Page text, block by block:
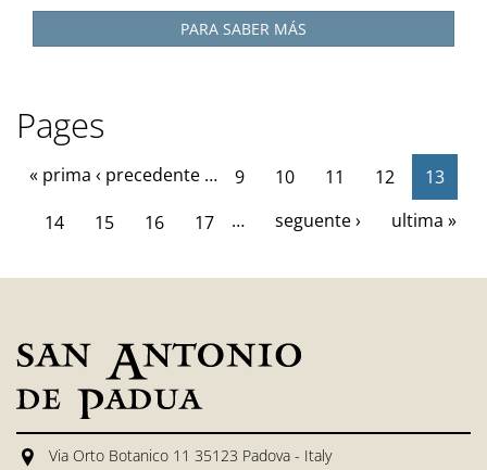
PARA SABER MÁS
Pages
« prima ‹ precedente … 9 10 11 12
13
14
15 16 17 … seguente › ultima »
Via Orto Botanico 11 35123 Padova - Italy